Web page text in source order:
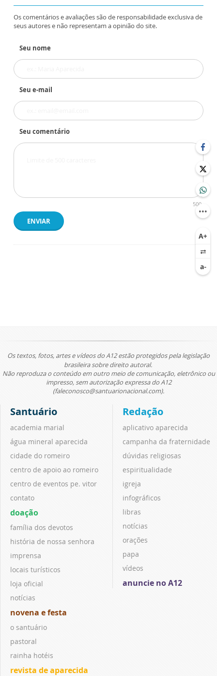
Os comentários e avaliações são de responsabilidade exclusiva de
seus autores e não representam a opinião do site.
Seu nome
Seu e-mail
Seu comentário
500
ENVIAR
Os textos, fotos, artes e vídeos do A12 estão protegidos pela legislação
brasileira sobre direito autoral.
Não reproduza o conteúdo em outro meio de comunicação, eletrônico ou
impresso, sem autorização expressa do A12
(faleconosco@santuarionacional.com).
Santuário
academia marial
água mineral aparecida
cidade do romeiro
centro de apoio ao romeiro
centro de eventos pe. vitor
contato
doação
família dos devotos
história de nossa senhora
imprensa
locais turísticos
loja oficial
notícias
novena e festa
o santuário
pastoral
rainha hotéis
revista de aparecida
Redação
aplicativo aparecida
campanha da fraternidade
dúvidas religiosas
espiritualidade
igreja
infográficos
libras
notícias
orações
papa
vídeos
anuncie no A12